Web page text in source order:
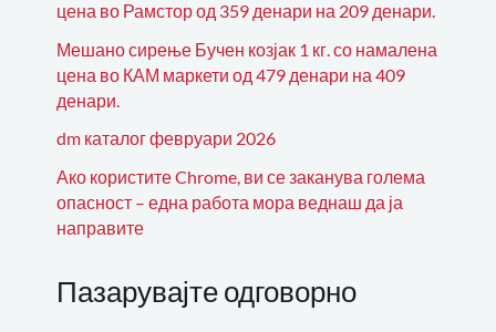
цена во Рамстор од 359 денари на 209 денари.
Мешано сирење Бучен козјак 1 кг. со намалена
цена во КАМ маркети од 479 денари на 409
денари.
dm каталог февруари 2026
Ако користите Chrome, ви се заканува голема
опасност – една работа мора веднаш да ја
направите
Пазарувајте одговорно